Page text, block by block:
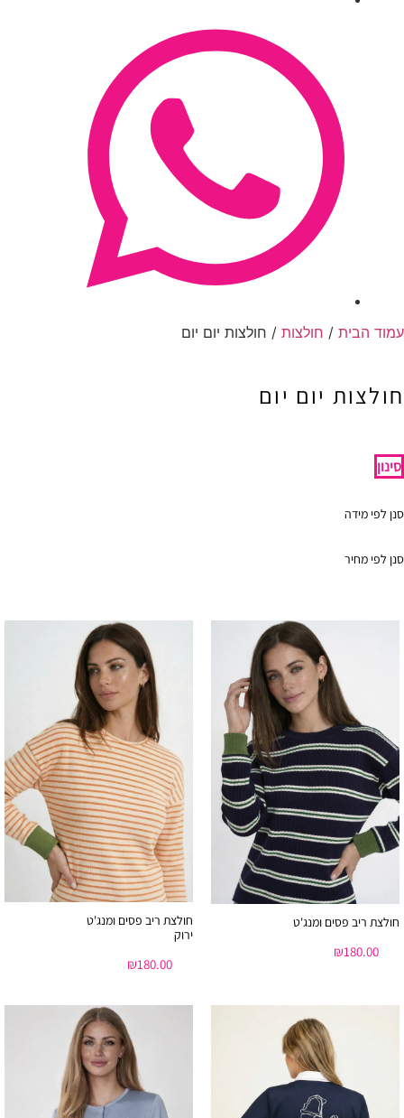
עמוד הבית / חולצות / חולצות יום יום
חולצות יום יום
סינון
סנן לפי מידה
סנן לפי מחיר
חולצת ריב פסים ומנג'ט
₪180.00
חולצת ריב פסים ומנג'ט
ירוק
₪180.00